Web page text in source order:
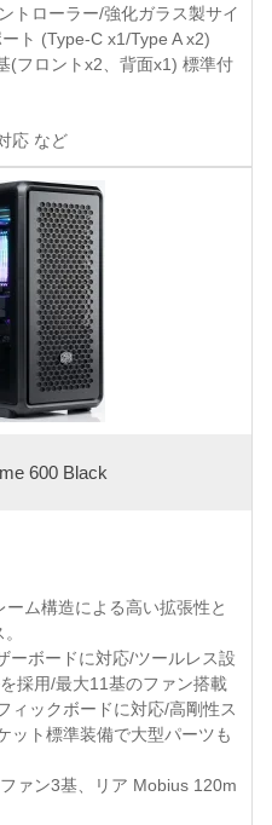
トローラー/強化ガラス製サイ
ト (Type-C x1/Type A x2)
(フロントx2、背面x1) 標準付
応 など
600 Black
ム構造による高い拡張性と
ーボードに対応/ツールレス設
採用/最大11基のファン搭載
ィックボードに対応/高剛性ス
ット標準装備で大型パーツも
ァン3基、リア Mobius 120m